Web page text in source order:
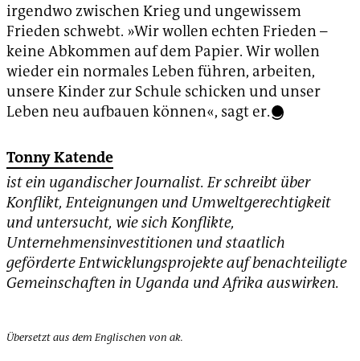
irgendwo zwischen Krieg und ungewissem
Frieden schwebt. »Wir wollen echten Frieden –
keine Abkommen auf dem Papier. Wir wollen
wieder ein normales Leben führen, arbeiten,
unsere Kinder zur Schule schicken und unser
Leben neu aufbauen können«, sagt er.
Tonny Katende
ist ein ugandischer Journalist. Er schreibt über
Konflikt, Enteignungen und Umweltgerechtigkeit
und untersucht, wie sich Konflikte,
Unternehmensinvestitionen und staatlich
geförderte Entwicklungsprojekte auf benachteiligte
Gemeinschaften in Uganda und Afrika auswirken.
Übersetzt aus dem Englischen von ak.